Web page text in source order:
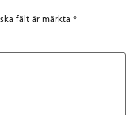
fält är märkta *